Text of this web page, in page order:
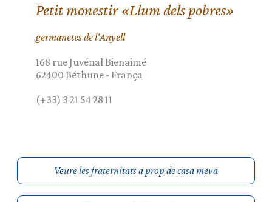
Petit monestir «Llum dels pobres»
germanetes de l'Anyell
168 rue Juvénal Bienaimé
62400 Béthune - França
(+33) 3 21 54 28 11
Veure les fraternitats a prop de casa meva